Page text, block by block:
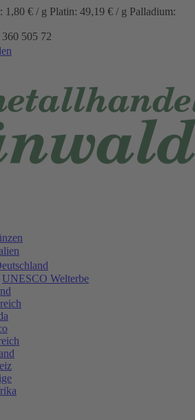
1,80 € / g Platin: 49,19 € / g Palladium:
505 72
UN­ES­CO Welt­er­be